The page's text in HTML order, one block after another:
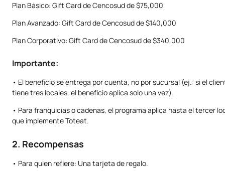
Plan Básico: Gift Card de Cencosud de $75,000
Plan Avanzado: Gift Card de Cencosud de $140,000
Plan Corporativo: Gift Card de Cencosud de $340,000
Importante:
• El beneficio se entrega por cuenta, no por sucursal (ej.: si el
tiene tres locales, el beneficio aplica solo una vez).
• Para franquicias o cadenas, el programa aplica hasta el tercer
que implemente Toteat.
2. Recompensas
• Para quien refiere: Una tarjeta de regalo.